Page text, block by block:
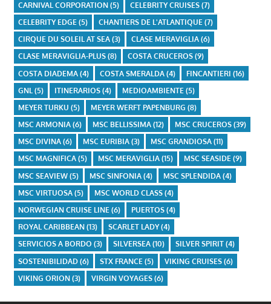
CARNIVAL CORPORATION(5) CELEBRITY CRUISES(7)
CELEBRITY EDGE (5) CHANTIERS DE L'ATLANTIQUE (7)
CIRQUE DU SOLEIL AT SEA(3) CLASE MERAVIGLIA(6)
CLASE MERAVIGLIA-PLUS(8) COSTA CRUCEROS(9)
COSTA DIADEMA(4) COSTA SMERALDA(4) FINCANTIERI (16)
GNL (5) ITINERARIOS(4) MEDIOAMBIENTE (5)
MEYER TURKU (5) MEYER WERFT PAPENBURG (8)
MSC ARMONIA(6) MSC BELLISSIMA(12) MSC CRUCEROS(39)
MSC DIVINA(6) MSC EURIBIA(3) MSC GRANDIOSA(11)
MSC MAGNIFICA(5) MSC MERAVIGLIA(15) MSC SEASIDE(9)
MSC SEAVIEW(5) MSC SINFONIA(4) MSC SPLENDIDA(4)
MSC VIRTUOSA(5) MSC WORLD CLASS(4)
NORWEGIAN CRUISE LINE(6) PUERTOS(4)
ROYAL CARIBBEAN(13) SCARLET LADY(4)
SERVICIOS A BORDO (3) SILVERSEA(10) SILVER SPIRIT(4)
SOSTENIBILIDAD(6) STX FRANCE (5) VIKING CRUISES(6)
VIKING ORION(3) VIRGIN VOYAGES(6)